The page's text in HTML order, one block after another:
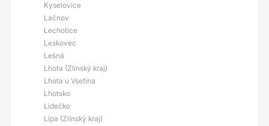
Kyselovice
Lačnov
Lechotice
Leskovec
Lešná
Lhota (Zlínský kraj)
Lhota u Vsetína
Lhotsko
Lidečko
Lípa (Zlínský kraj)